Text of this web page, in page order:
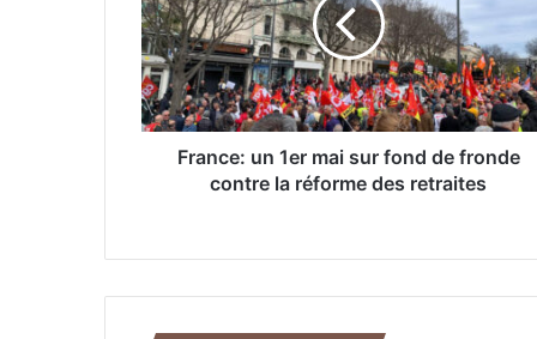
n
c
e
:
u
n
a
France: un 1er mai sur fond de fronde
contre la réforme des retraites